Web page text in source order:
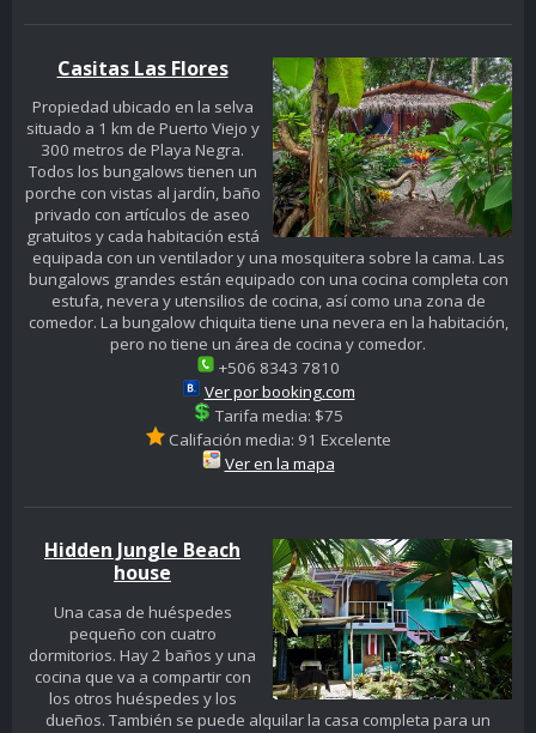
Casitas Las Flores
Propiedad ubicado en la selva
situado a 1 km de Puerto Viejo y
300 metros de Playa Negra.
Todos los bungalows tienen un
porche con vistas al jardín, baño
privado con artículos de aseo
gratuitos y cada habitación está
equipada con un ventilador y una mosquitera sobre la cama. Las
bungalows grandes están equipado con una cocina completa con
estufa, nevera y utensilios de cocina, así como una zona de
comedor. La bungalow chiquita tiene una nevera en la habitación,
pero no tiene un área de cocina y comedor.
+506 8343 7810
Ver por booking.com
Tarifa media: $75
Califación media: 91 Excelente
Ver en la mapa
Hidden Jungle Beach
house
Una casa de huéspedes
pequeño con cuatro
dormitorios. Hay 2 baños y una
cocina que va a compartir con
los otros huéspedes y los
dueños. También se puede alquilar la casa completa para un